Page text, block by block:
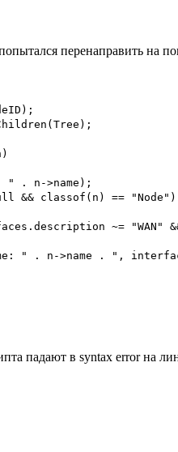
перенаправить на
. n->name);
classof(n) == "Node")
~= "WAN" &&
n->name . ",
падают в syntax error на